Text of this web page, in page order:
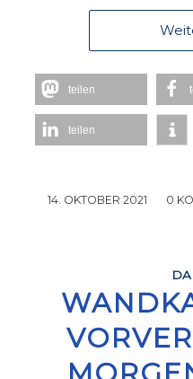
teilen
teilen
14. OKTOBER 2021
/ 0